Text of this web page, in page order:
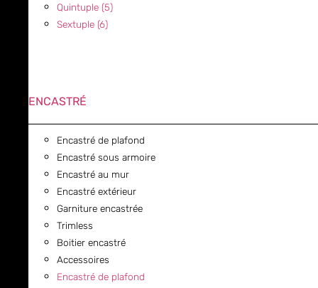
Quintuple (5)
Sextuple (6)
ENCASTRÉ
Encastré de plafond
Encastré sous armoire
Encastré au mur
Encastré extérieur
Garniture encastrée
Trimless
Boitier encastré
Accessoires
Encastré de plafond